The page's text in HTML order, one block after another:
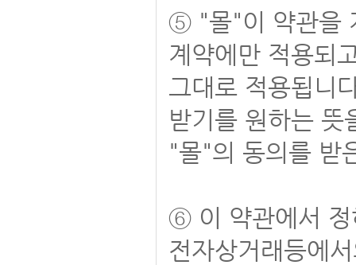
⑤ "몰"이 약관을
계약에만 적용되
그대로 적용됩니
받기를 원하는
"몰"의 동의를 받
⑥ 이 약관에서 정
전자상거래등에